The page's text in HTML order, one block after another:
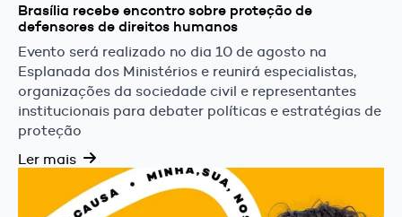
Brasília recebe encontro sobre proteção de
defensores de direitos humanos
Evento será realizado no dia 10 de agosto na
Esplanada dos Ministérios e reunirá especialistas,
organizações da sociedade civil e representantes
institucionais para debater políticas e estratégias de
proteção
Ler mais